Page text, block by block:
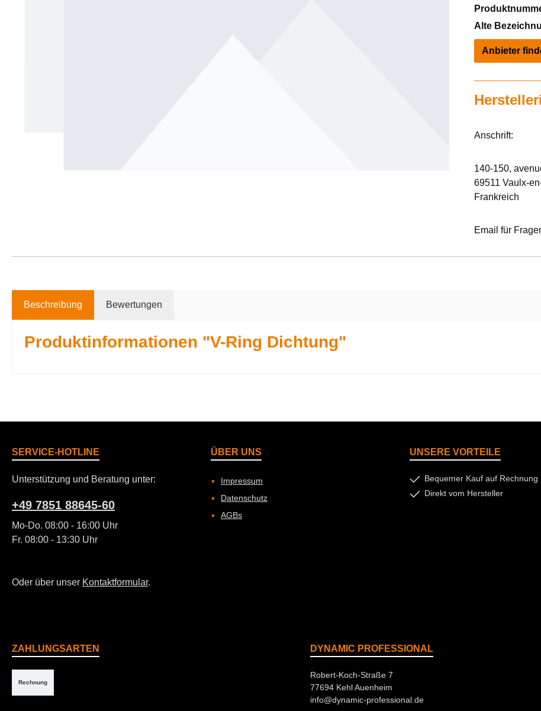
Alte
Anbieter
Anschrift:
140-150,
69511 Vaulx-
Frankreich
Email für
Beschreibung Bewertungen
Produktinformationen "V-Ring Dichtung"
SERVICE-HOTLINE
Unterstützung und Beratung unter:
+49 7851 88645-60
Mo-Do. 08:00 - 16:00 Uhr
Fr. 08:00 - 13:30 Uhr
Oder über unser Kontaktformular.
ÜBER UNS
Impressum
Datenschutz
AGBs
UNSERE VORTEILE
Bequemer Kauf auf Rechnung
Direkt vom Hersteller
ZAHLUNGSARTEN
Rechnung
DYNAMIC PROFESSIONAL
Robert-Koch-Straße 7
77694 Kehl Auenheim
info@dynamic-professional.de